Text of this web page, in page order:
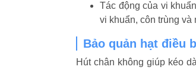
Tác động của vi
vi khuẩn, côn trùng
Bảo quản hạt điều
Hút chân không giúp kéo